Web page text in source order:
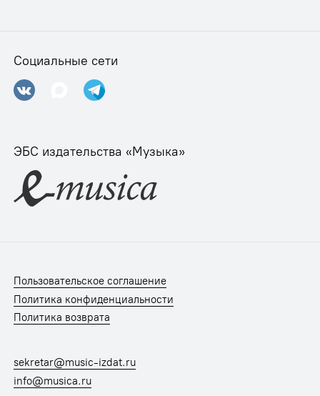
Социальные сети
ЭБС издательства «Музыка»
Пользовательское соглашение
Политика конфиденциальности
Политика возврата
sekretar@music-izdat.ru
info@musica.ru